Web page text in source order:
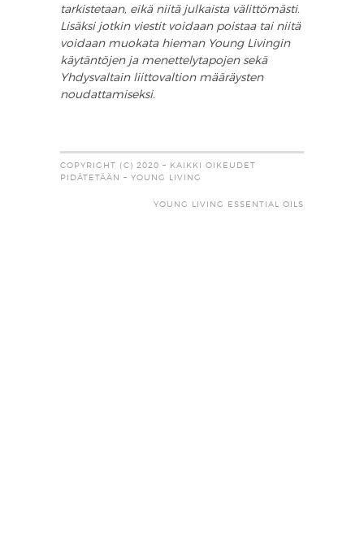
tarkistetaan, eikä niitä julkaista välittömästi.
Lisäksi jotkin viestit voidaan poistaa tai niitä
voidaan muokata hieman Young Livingin
käytäntöjen ja menettelytapojen sekä
Yhdysvaltain liittovaltion määräysten
noudattamiseksi.
COPYRIGHT (C) 2020 – KAIKKI OIKEUDET
PIDÄTETÄÄN – YOUNG LIVING
YOUNG LIVING ESSENTIAL OILS